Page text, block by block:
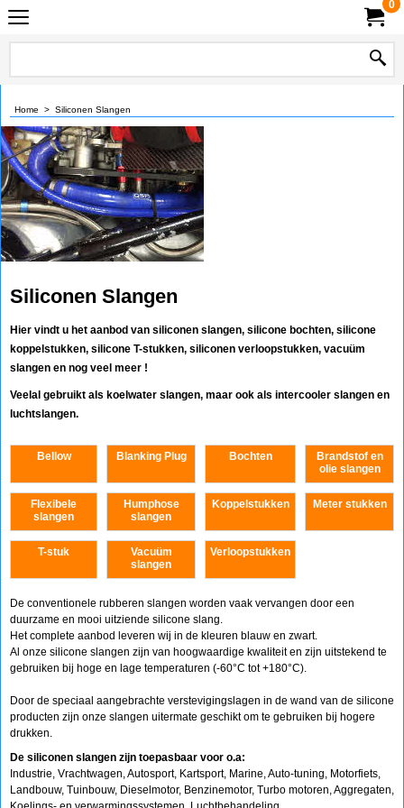
0
Home > Siliconen Slangen
Siliconen Slangen
Hier vindt u het aanbod van siliconen slangen, silicone bochten, silicone
koppelstukken, silicone T-stukken, siliconen verloopstukken, vacuüm
slangen en nog veel meer !
Veelal gebruikt als koelwater slangen, maar ook als intercooler slangen en
luchtslangen.
Bellow Blanking Plug Bochten
Brandstof en
olie slangen
Flexibele
slangen
Humphose
slangen
Koppelstukken Meter stukken
T-stuk
Vacuüm
slangen
Verloopstukken
De conventionele rubberen slangen worden vaak vervangen door een
duurzame en mooi uitziende silicone slang.
Het complete aanbod leveren wij in de kleuren blauw en zwart.
Al onze silicone slangen zijn van hoogwaardige kwaliteit en zijn uitstekend te
gebruiken bij hoge en lage temperaturen (-60°C tot +180°C).
Door de speciaal aangebrachte verstevigingslagen in de wand van de silicone
producten zijn onze slangen uitermate geschikt om te gebruiken bij hogere
drukken.
De siliconen slangen zijn toepasbaar voor o.a:
Industrie, Vrachtwagen, Autosport, Kartsport, Marine, Auto-tuning, Motorfiets,
Landbouw, Tuinbouw, Dieselmotor, Benzinemotor, Turbo motoren, Aggregaten,